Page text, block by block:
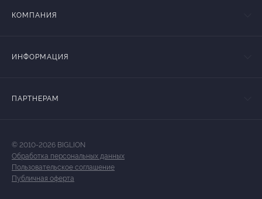
КОМПАНИЯ
ИНФОРМАЦИЯ
ПАРТНЕРАМ
© 2010-2026 BIGLION
Обработка персональных данных
Пользовательское соглашение
Публичная оферта